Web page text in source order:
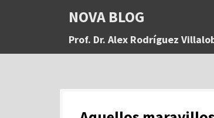
a
NOVA BLOG
Prof. Dr. Alex Rodríguez